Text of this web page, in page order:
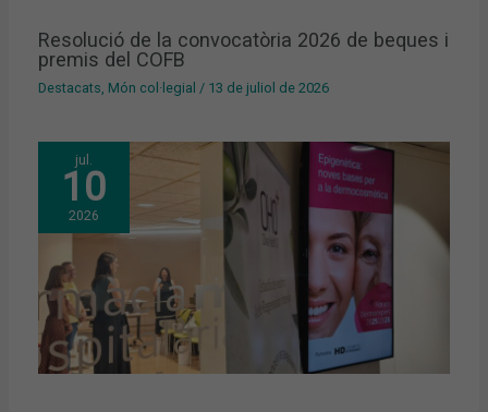
Resolució de la convocatòria 2026 de beques i
premis del COFB
Destacats Món col·legial / 13 de juliol de 2026
jul.
10
2026